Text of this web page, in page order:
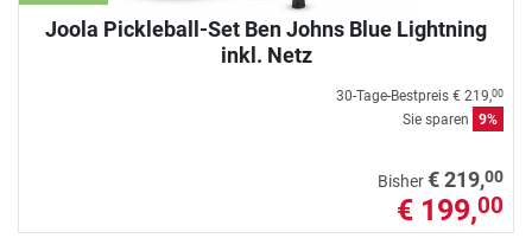
Joola Pickleball-Set Ben Johns Blue Lightning
inkl. Netz
30-Tage-Bestpreis € 219,00
Sie sparen 9%
Bisher€ 219,00
€ 199,00